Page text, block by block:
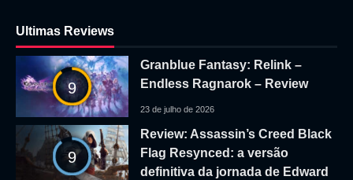
Ultimas Reviews
9
Granblue Fantasy: Relink –
Endless Ragnarok – Review
23 de julho de 2026
9
Review: Assassin’s Creed Black
Flag Resynced: a versão
definitiva da jornada de Edward